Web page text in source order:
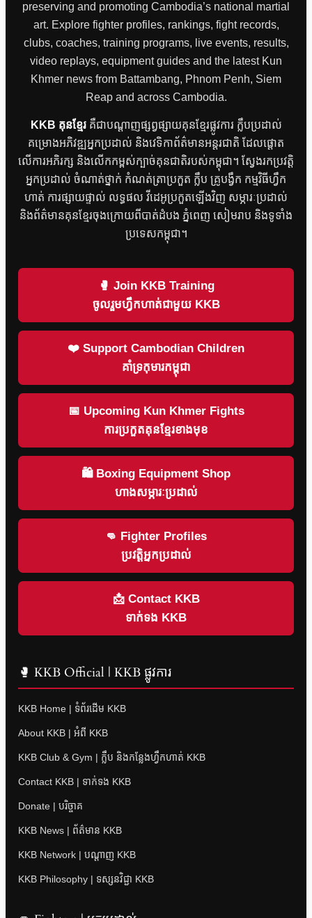
preserving and promoting Cambodia’s national martial
art. Explore fighter profiles, rankings, fight records,
clubs, coaches, training programs, live events, results,
video replays, equipment guides and the latest Kun
Khmer news from Battambang, Phnom Penh, Siem
Reap and across Cambodia.
KKB គុនខ្មែរគឺជាបណ្តាញផ្សព្វផ្សាយគុនខ្មែរផ្លូវការ ក្លឹបប្រដាល់
គម្រោងអភិវឌ្ឍអ្នកប្រដាល់ និងវេទិកាព័ត៌មានអន្តរជាតិ ដែលផ្តោត
លើការអភិរក្ស និងលើកកម្ពស់ក្បាច់គុនជាតិរបស់កម្ពុជា។ ស្វែងរកប្រវត្តិ
អ្នកប្រដាល់ ចំណាត់ថ្នាក់ កំណត់ត្រាប្រកួត ក្លឹប គ្រូបង្វឹក កម្មវិធីហ្វឹក
ហាត់ ការផ្សាយផ្ទាល់ លទ្ធផល វីដេអូប្រកួតឡើងវិញ សម្ភារៈប្រដាល់
និងព័ត៌មានគុនខ្មែរចុងក្រោយពីបាត់ដំបង ភ្នំពេញ សៀមរាប និងទូទាំង
ប្រទេសកម្ពុជា។
🥊 Join KKB Training
ចូលរួមហ្វឹកហាត់ជាមួយ KKB
❤️ Support Cambodian Children
គាំទ្រកុមារកម្ពុជា
📅 Upcoming Kun Khmer Fights
ការប្រកួតគុនខ្មែរខាងមុខ
🛍 Boxing Equipment Shop
ហាងសម្ភារៈប្រដាល់
👊 Fighter Profiles
ប្រវត្តិអ្នកប្រដាល់
📩 Contact KKB
ទាក់ទង KKB
🥊 KKB Official | KKB ផ្លូវការ
KKB Home | ទំព័រដើម KKB
About KKB | អំពី KKB
KKB Club & Gym | ក្លឹប និងកន្លែងហ្វឹកហាត់ KKB
Contact KKB | ទាក់ទង KKB
Donate | បរិច្ចាគ
KKB News | ព័ត៌មាន KKB
KKB Network | បណ្តាញ KKB
KKB Philosophy | ទស្សនវិជ្ជា KKB